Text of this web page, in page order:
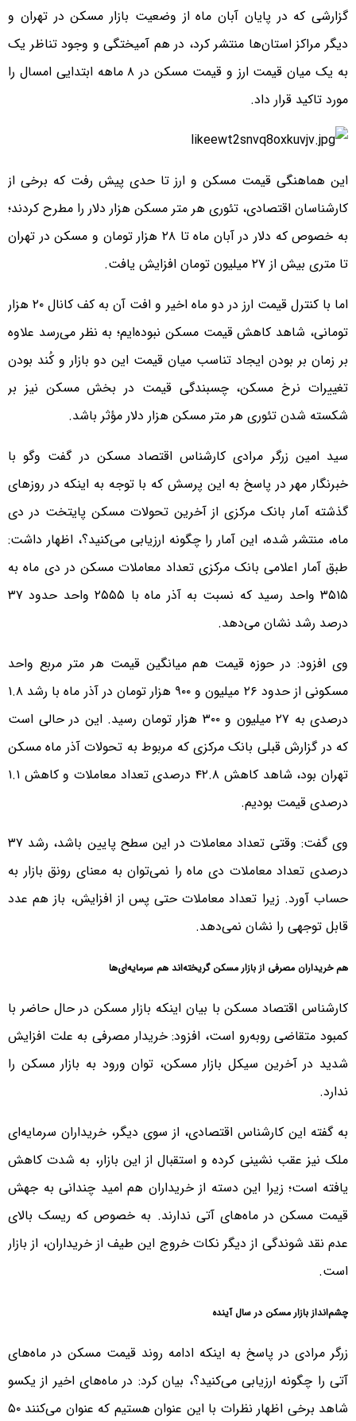
گزارشی که در پایان آبان ماه از وضعیت بازار مسکن در تهران و
دیگر مراکز استان‌ها منتشر کرد، در هم آمیختگی و وجود تناظر یک
به یک میان قیمت ارز و قیمت مسکن در ۸ ماهه ابتدایی امسال را
مورد تاکید قرار داد.
این هماهنگی قیمت مسکن و ارز تا حدی پیش رفت که برخی از
کارشناسان اقتصادی، تئوری هر متر مسکن هزار دلار را مطرح کردند؛
به خصوص که دلار در آبان ماه تا ۲۸ هزار تومان و مسکن در تهران
تا متری بیش از ۲۷ میلیون تومان افزایش یافت.
اما با کنترل قیمت ارز در دو ماه اخیر و افت آن به کف کانال ۲۰ هزار
تومانی، شاهد کاهش قیمت مسکن نبوده‌ایم؛ به نظر می‌رسد علاوه
بر زمان بر بودن ایجاد تناسب میان قیمت این دو بازار و کُند بودن
تغییرات نرخ مسکن، چسبندگی قیمت در بخش مسکن نیز بر
شکسته شدن تئوری هر متر مسکن هزار دلار مؤثر باشد.
سید امین زرگر مرادی کارشناس اقتصاد مسکن در گفت وگو با
خبرنگار مهر در پاسخ به این پرسش که با توجه به اینکه در روزهای
گذشته آمار بانک مرکزی از آخرین تحولات مسکن پایتخت در دی
ماه، منتشر شده، این آمار را چگونه ارزیابی می‌کنید؟، اظهار داشت:
طبق آمار اعلامی بانک مرکزی تعداد معاملات مسکن در دی ماه به
۳۵۱۵ واحد رسید که نسبت به آذر ماه با ۲۵۵۵ واحد حدود ۳۷
درصد رشد نشان می‌دهد.
وی افزود: در حوزه قیمت هم میانگین قیمت هر متر مربع واحد
مسکونی از حدود ۲۶ میلیون و ۹۰۰ هزار تومان در آذر ماه با رشد ۱.۸
درصدی به ۲۷ میلیون و ۳۰۰ هزار تومان رسید. این در حالی است
که در گزارش قبلی بانک مرکزی که مربوط به تحولات آذر ماه مسکن
تهران بود، شاهد کاهش ۴۲.۸ درصدی تعداد معاملات و کاهش ۱.۱
درصدی قیمت بودیم.
وی گفت: وقتی تعداد معاملات در این سطح پایین باشد، رشد ۳۷
درصدی تعداد معاملات دی ماه را نمی‌توان به معنای رونق بازار به
حساب آورد. زیرا تعداد معاملات حتی پس از افزایش، باز هم عدد
قابل توجهی را نشان نمی‌دهد.
هم خریداران مصرفی از بازار مسکن گریخته‌اند هم سرمایه‌ای‌ها
کارشناس اقتصاد مسکن با بیان اینکه بازار مسکن در حال حاضر با
کمبود متقاضی روبه‌رو است، افزود: خریدار مصرفی به علت افزایش
شدید در آخرین سیکل بازار مسکن، توان ورود به بازار مسکن را
ندارد.
به گفته این کارشناس اقتصادی، از سوی دیگر، خریداران سرمایه‌ای
ملک نیز عقب نشینی کرده و استقبال از این بازار، به شدت کاهش
یافته است؛ زیرا این دسته از خریداران هم امید چندانی به جهش
قیمت مسکن در ماه‌های آتی ندارند. به خصوص که ریسک بالای
عدم نقد شوندگی از دیگر نکات خروج این طیف از خریداران، از بازار
است.
چشم‌انداز بازار مسکن در سال آینده
زرگر مرادی در پاسخ به اینکه ادامه روند قیمت مسکن در ماه‌های
آتی را چگونه ارزیابی می‌کنید؟، بیان کرد: در ماه‌های اخیر از یکسو
شاهد برخی اظهار نظرات با این عنوان هستیم که عنوان می‌کنند ۵۰